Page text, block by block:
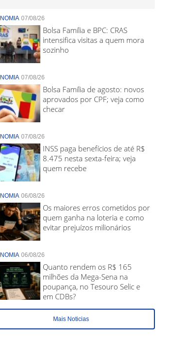
07/08/26
Bolsa Família e BPC: CRAS
intensifica visitas a quem mora
sozinho
07/08/26
Bolsa Família de agosto: novos
aprovados por CPF; veja como
checar
07/08/26
INSS paga benefícios de até R$
8.475 nesta sexta-feira; veja
quem recebe
06/08/26
Os maiores erros cometidos por
quem ganha na loteria e como
evitar prejuízos milionários
06/08/26
Quanto rendem os R$ 165
milhões da Mega-Sena na
poupança, no Tesouro Selic e
em CDBs?
Mais Noticias